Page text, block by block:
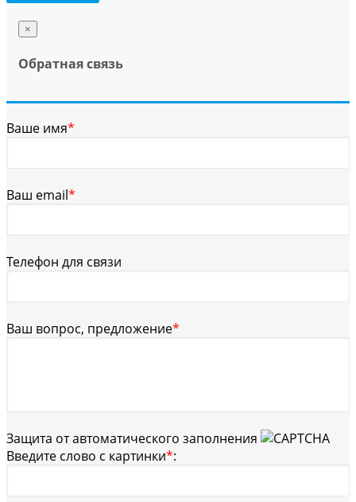
×
Обратная связь
Ваше имя*
Ваш email*
Телефон для связи
Ваш вопрос, предложение*
Защита от автоматического заполнения
Введите слово с картинки*: